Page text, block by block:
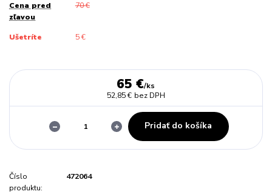
Cena pred
zľavou
70 €
Ušetríte 5 €
65 €/ks
52,85 € bez DPH
Pridať do košíka
Číslo
produktu:
472064